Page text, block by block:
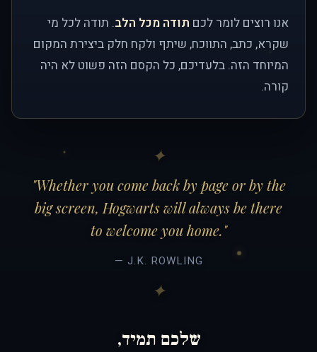
אנו רוצים לומר לכם תודה מכל הלב. תודה לכל מי
שקרא, כתב, התווכח, שיתף ולקח חלק ביצירת המקום
המיוחד הזה. בלעדיכם, כל הקסם הזה פשוט לא היה
קורה.
"Whether you come back by page or by the
big screen, Hogwarts will always be there
to welcome you home."
— J.K. ROWLING
שלכם תמיד,